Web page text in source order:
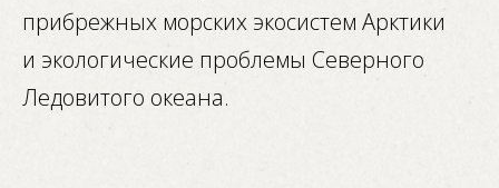
прибрежных морских экосистем Арктики
и экологические проблемы Северного
Ледовитого океана.